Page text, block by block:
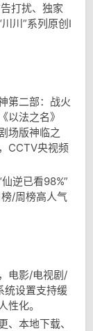
打扰、独家
川”系列原创I
第二部：战火
以法之名》
场版神临之
CCTV央视频
逆已看98%”
/周榜高人气
电影/电视剧/
统设置支持缓
性化。
、本地下载、